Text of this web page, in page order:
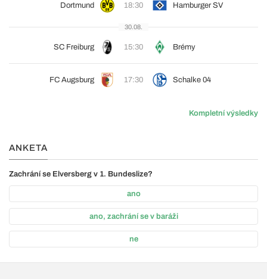
Dortmund 18:30 Hamburger SV
30.08.
SC Freiburg 15:30 Brémy
FC Augsburg 17:30 Schalke 04
Kompletní výsledky
ANKETA
Zachrání se Elversberg v 1. Bundeslize?
ano
ano, zachrání se v baráži
ne